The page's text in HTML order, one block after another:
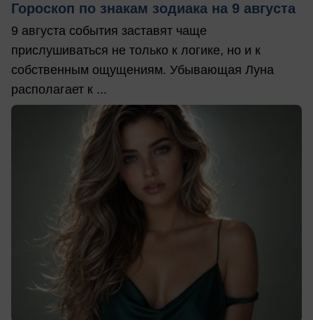
Гороскоп по знакам зодиака на 9 августа
9 августа события заставят чаще
прислушиваться не только к логике, но и к
собственным ощущениям. Убывающая Луна
располагает к ...